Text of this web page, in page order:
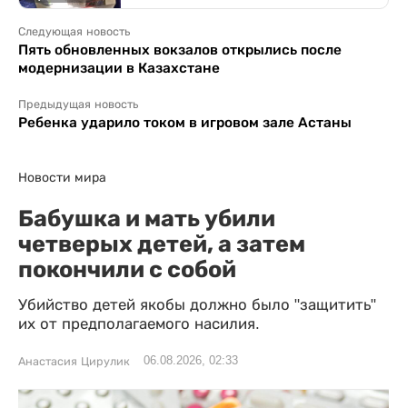
Следующая новость
Пять обновленных вокзалов открылись после
модернизации в Казахстане
Предыдущая новость
Ребенка ударило током в игровом зале Астаны
Новости мира
Бабушка и мать убили
четверых детей, а затем
покончили с собой
Убийство детей якобы должно было "защитить"
их от предполагаемого насилия.
Анастасия Цирулик 06.08.2026, 02:33